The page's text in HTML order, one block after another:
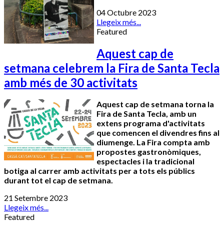
04 Octubre 2023
Llegeix més...
Featured
Aquest cap de
setmana celebrem la Fira de Santa Tecla
amb més de 30 activitats
Aquest cap de setmana torna la
Fira de Santa Tecla, amb un
extens programa d'activitats
que comencen el divendres fins al
diumenge. La Fira compta amb
propostes gastronòmiques,
espectacles i la tradicional
botiga al carrer amb activitats per a tots els públics
durant tot el cap de setmana.
21 Setembre 2023
Llegeix més...
Featured